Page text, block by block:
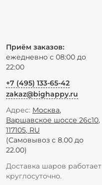
Приём заказов:
ежедневно с 08:00 до
22:00
+7 (495) 133-65-42
zakaz@bighappy.ru
Адрес: Москва,
Варшавское шоссе 26с10,
117105, RU
(Самовывоз с 8.00 до
22.00)
Доставка шаров работает
круглосуточно.